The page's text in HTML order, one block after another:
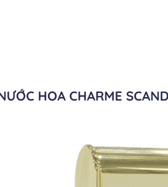
HOA CHARME